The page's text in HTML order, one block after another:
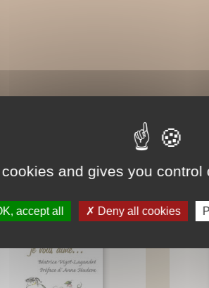
and gives you
accept all Deny all cookies